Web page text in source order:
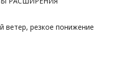
ветер, резкое понижение